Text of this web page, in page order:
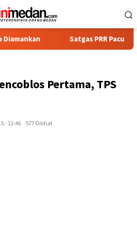
Satgas PRR Pacu Realisasi
Pertama, TPS
- 12:46
577 Dilihat